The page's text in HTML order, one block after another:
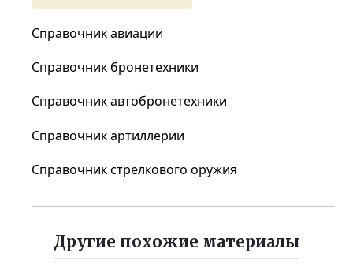
Справочник авиации
Справочник бронетехники
Справочник автобронетехники
Справочник артиллерии
Справочник стрелкового оружия
Другие похожие материалы